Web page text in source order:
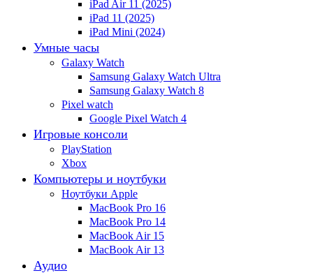
iPad Air 11 (2025)
iPad 11 (2025)
iPad Mini (2024)
Умные часы
Galaxy Watch
Samsung Galaxy Watch Ultra
Samsung Galaxy Watch 8
Pixel watch
Google Pixel Watch 4
Игровые консоли
PlayStation
Xbox
Компьютеры и ноутбуки
Ноутбуки Apple
MacBook Pro 16
MacBook Pro 14
MacBook Air 15
MacBook Air 13
Аудио